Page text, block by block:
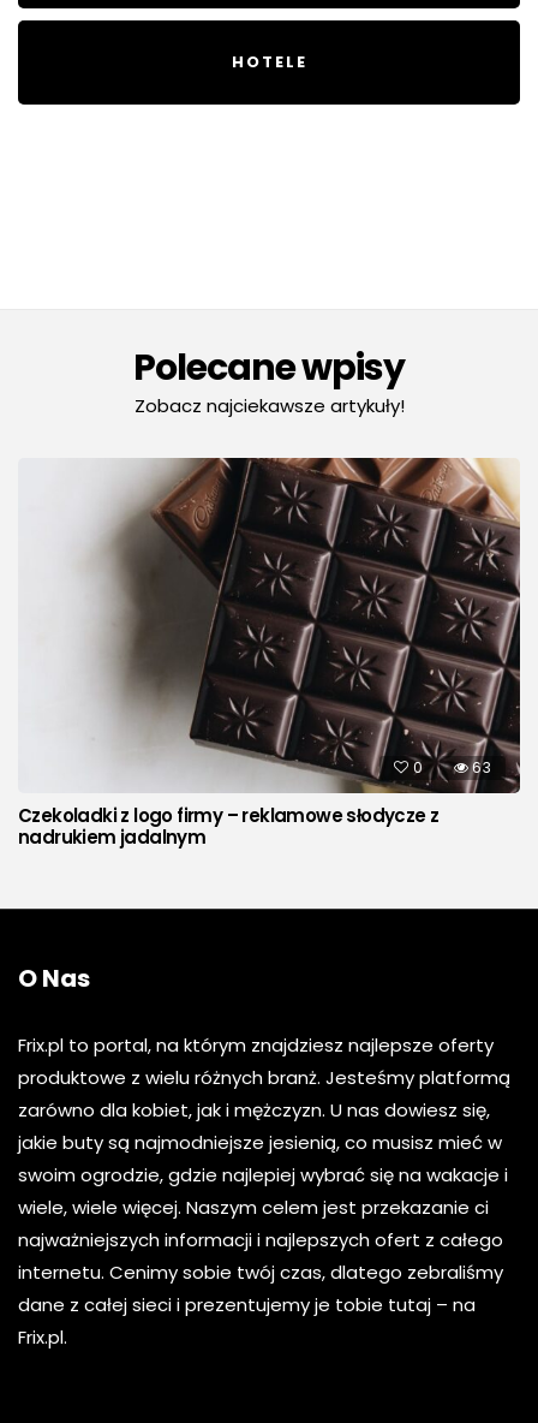
HOTELE
Polecane wpisy
Zobacz najciekawsze artykuły!
0 63
Czekoladki z logo firmy – reklamowe słodycze z
nadrukiem jadalnym
O Nas
Frix.pl to portal, na którym znajdziesz najlepsze oferty
produktowe z wielu różnych branż. Jesteśmy platformą
zarówno dla kobiet, jak i mężczyzn. U nas dowiesz się,
jakie buty są najmodniejsze jesienią, co musisz mieć w
swoim ogrodzie, gdzie najlepiej wybrać się na wakacje i
wiele, wiele więcej. Naszym celem jest przekazanie ci
najważniejszych informacji i najlepszych ofert z całego
internetu. Cenimy sobie twój czas, dlatego zebraliśmy
dane z całej sieci i prezentujemy je tobie tutaj – na
Frix.pl.